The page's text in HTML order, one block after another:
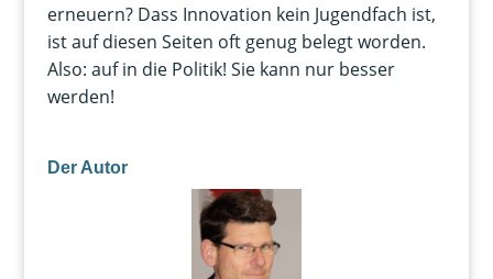
erneuern? Dass Innovation kein Jugendfach ist,
ist auf diesen Seiten oft genug belegt worden.
Also: auf in die Politik! Sie kann nur besser
werden!
Der Autor